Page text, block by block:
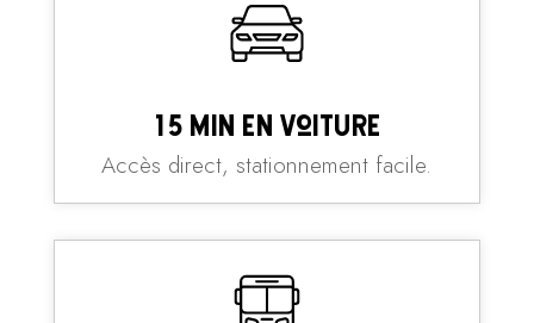
15 min en voiture
Accès direct, stationnement facile.